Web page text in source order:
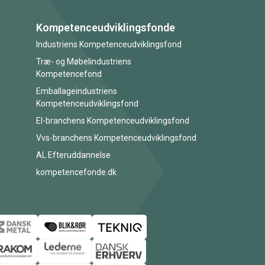
Kompetenceudviklingsfonde
Industriens Kompetenceudviklingsfond
Træ- og Møbelindustriens
Kompetencefond
Emballageindustriens
Kompetenceudviklingsfond
El-branchens Kompetenceudviklingsfond
Vvs-branchens Kompetenceudviklingsfond
AL Efteruddannelse
kompetencefonde.dk